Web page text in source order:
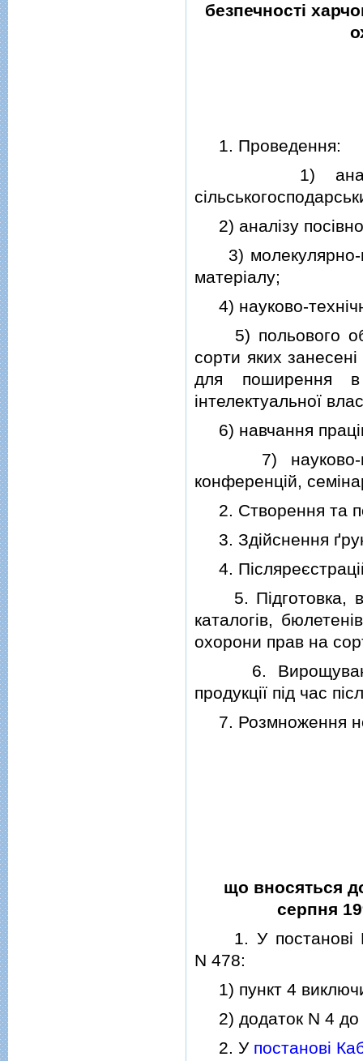
безпечностi
1. Проведення:
1) аналiзу
2) аналiзу
3) молекулярно-
матерiалу;
4) науково-
5) польового
сорти яких
для поширення
iнтелектуальної
6) навчання
7) науково-
конференцiй,
2. Створення та
3. Здiйснення
4.
5. Пiдготовка,
каталогiв,
охорони прав на
6. Вирощування,
продукцiї пiд час
7. Розмноження
що вносяться
серпня
1. У постановi
N 478:
1) пункт 4
2) додаток N 4 до
2. У постановi